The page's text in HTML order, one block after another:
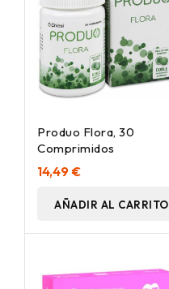
Produo Flora, 30
Comprimidos
14,49 €
AÑADIR AL CARRITO